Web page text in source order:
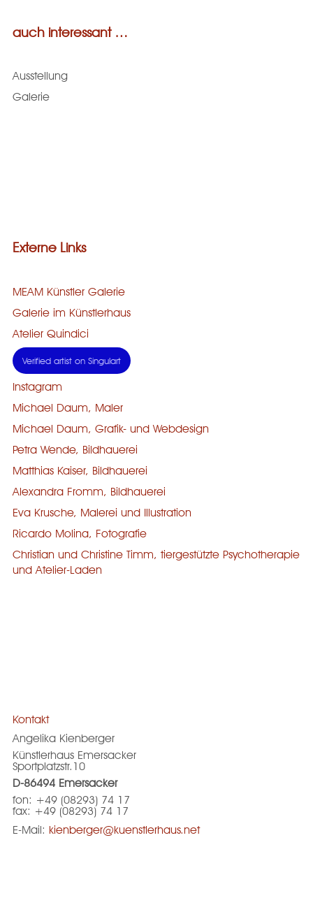
auch interessant …
Ausstellung
Galerie
Externe Links
MEAM Künstler Galerie
Galerie im Künstlerhaus
Atelier Quindici
Verified artist on Singulart
Instagram
Michael Daum, Maler
Michael Daum, Grafik- und Webdesign
Petra Wende, Bildhauerei
Matthias Kaiser, Bildhauerei
Alexandra Fromm, Bildhauerei
Eva Krusche, Malerei und Illustration
Ricardo Molina, Fotografie
Christian und Christine Timm, tiergestützte Psychotherapie
und Atelier-Laden
Kontakt
Angelika Kienberger
Künstlerhaus Emersacker
Sportplatzstr.10
D-86494 Emersacker
fon: +49 (08293) 74 17
fax: +49 (08293) 74 17
E-Mail: kienberger@kuenstlerhaus.net